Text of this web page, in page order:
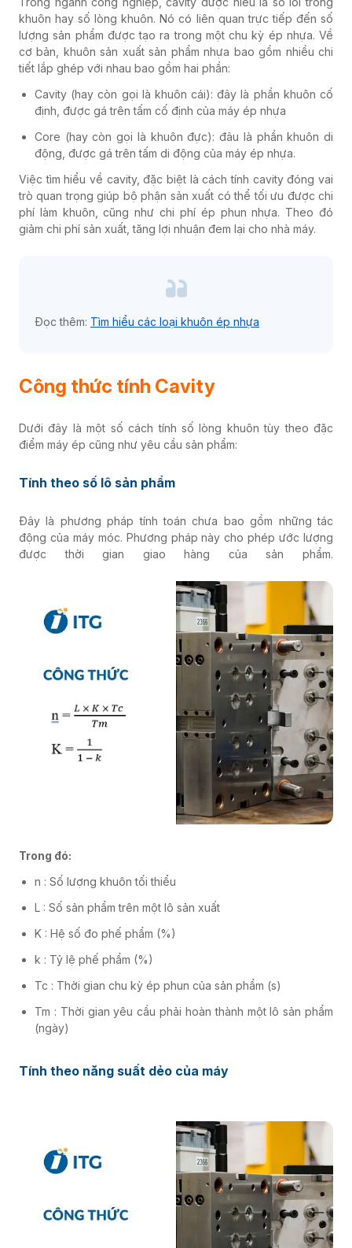
khuôn hay số lòng khuôn. Nó có liên quan trực tiếp đến số
lượng sản phẩm được tạo ra trong một chu kỳ ép nhựa. Về
cơ bản, khuôn sản xuất sản phẩm nhựa bao gồm nhiều chi
tiết lắp ghép với nhau bao gồm hai phần:
Cavity (hay còn gọi là khuôn cái): đây là phần khuôn cố
định, được gá trên tấm cố định của máy ép nhựa
Core (hay còn gọi là khuôn đực): đâu là phần khuôn di
động, được gá trên tấm di động của máy ép nhựa.
Việc tìm hiểu về cavity, đặc biệt là cách tính cavity đóng vai
trò quan trọng giúp bộ phận sản xuất có thể tối ưu được chi
phí làm khuôn, cũng như chi phí ép phun nhựa. Theo đó
giảm chi phí sản xuất, tăng lợi nhuận đem lại cho nhà máy.
Đọc thêm: Tìm hiểu các loại khuôn ép nhựa
Công thức tính Cavity
Dưới đây là một số cách tính số lòng khuôn tùy theo đặc
điểm máy ép cũng như yêu cầu sản phẩm:
Tính theo số lô sản phẩm
Đây là phương pháp tính toán chưa bao gồm những tác
động của máy móc. Phương pháp này cho phép ước lượng
được thời gian giao hàng của sản phẩm.
Trong đó:
n : Số lượng khuôn tối thiểu
L : Số sản phẩm trên một lô sản xuất
K : Hệ số đo phế phẩm (%)
k : Tỷ lệ phế phẩm (%)
Tc : Thời gian chu kỳ ép phun của sản phẩm (s)
Tm : Thời gian yêu cầu phải hoàn thành một lô sản phẩm
(ngày)
Tính theo năng suất dẻo của máy